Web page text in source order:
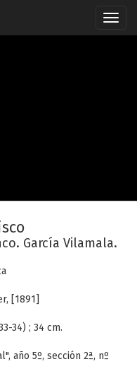
García Vilamala.
[1891]
34) ; 34 cm.
año 5º, sección 2ª, nº